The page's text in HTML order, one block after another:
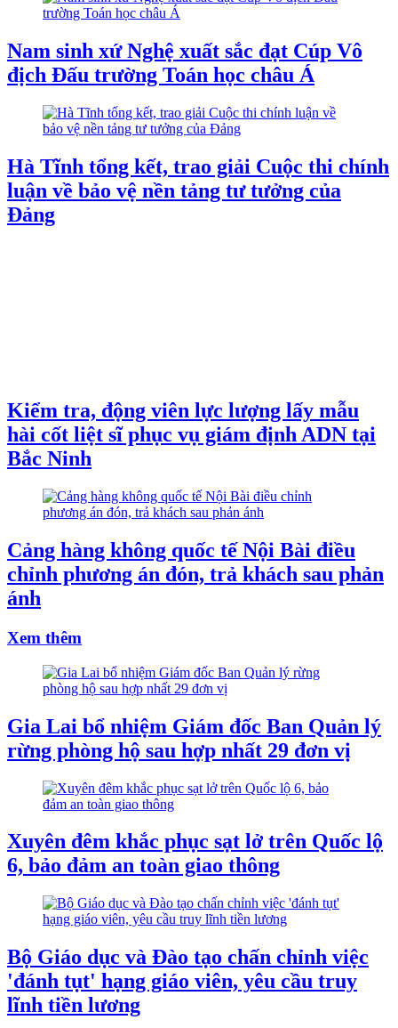
Nam sinh xứ Nghệ xuất sắc đạt Cúp Vô
địch Đấu trường Toán học châu Á
Hà Tĩnh tổng kết, trao giải Cuộc thi chính
luận về bảo vệ nền tảng tư tưởng của
Đảng
Kiểm tra, động viên lực lượng lấy mẫu
hài cốt liệt sĩ phục vụ giám định ADN tại
Bắc Ninh
Cảng hàng không quốc tế Nội Bài điều
chỉnh phương án đón, trả khách sau phản
ánh
Xem thêm
Gia Lai bổ nhiệm Giám đốc Ban Quản lý
rừng phòng hộ sau hợp nhất 29 đơn vị
Xuyên đêm khắc phục sạt lở trên Quốc lộ
6, bảo đảm an toàn giao thông
Bộ Giáo dục và Đào tạo chấn chỉnh việc
'đánh tụt' hạng giáo viên, yêu cầu truy
lĩnh tiền lương